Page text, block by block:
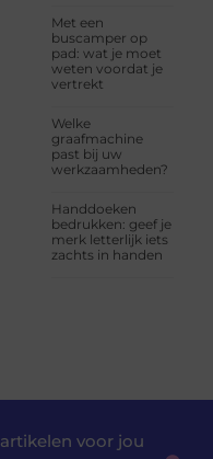
Met een
buscamper op
pad: wat je moet
weten voordat je
vertrekt
Welke
graafmachine
past bij uw
werkzaamheden?
Handdoeken
bedrukken: geef je
merk letterlijk iets
zachts in handen
voor jou